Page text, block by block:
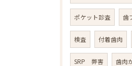
ポケット診査 歯
検査 付着歯肉
SRP 弊害 歯肉